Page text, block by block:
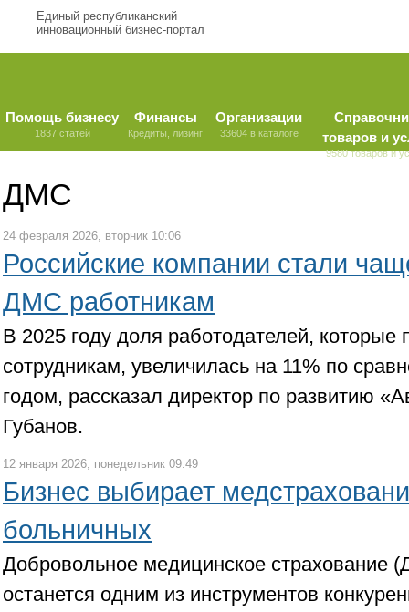
Единый республиканский
инновационный бизнес-портал
Помощь бизнесу
1837 статей
Финансы
Кредиты, лизинг
Организации
33604 в каталоге
товаров и
9580 товаров и
ДМС
24 февраля 2026, вторник 10:06
Российские компании стали
ДМС работникам
В 2025 году доля работодателей,
сотрудникам, увеличилась на 11% по
годом, рассказал директор по развитию
Губанов.
12 января 2026, понедельник 09:49
Бизнес выбирает
больничных
Добровольное медицинское страхование
останется одним из инструментов